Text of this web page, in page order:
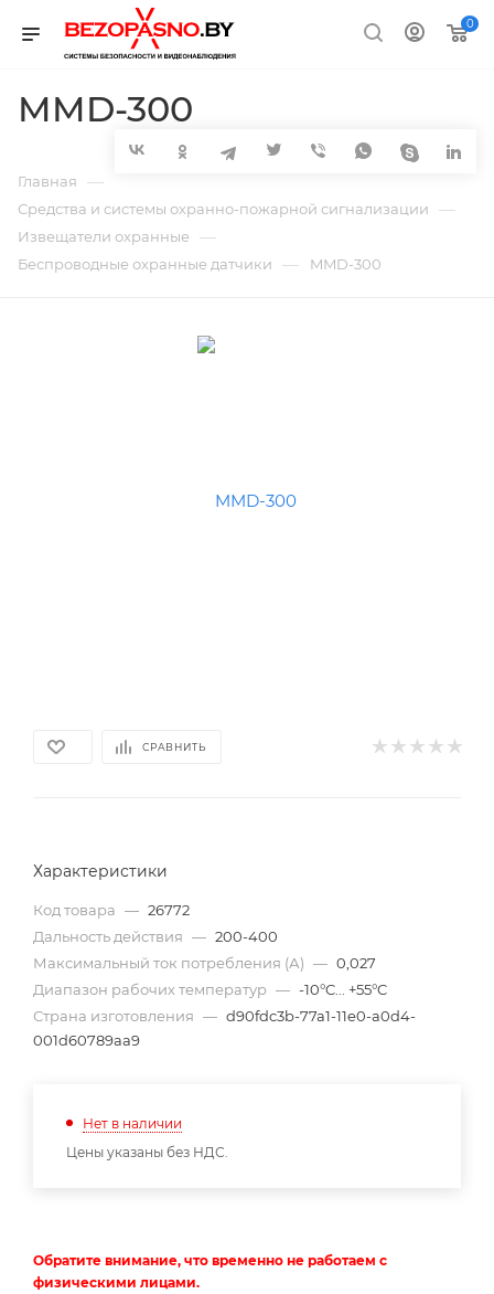
0
MMD-300
Главная —
Средства и системы охранно-пожарной сигнализации —
Извещатели охранные —
Беспроводные охранные датчики — MMD-300
СРАВНИТЬ
Характеристики
Код товара — 26772
Дальность действия — 200-400
Максимальный ток потребления (А) — 0,027
Диапазон рабочих температур — -10°C... +55°C
Страна изготовления — d90fdc3b-77a1-11e0-a0d4-
001d60789aa9
Нет в наличии
Цены указаны без НДС.
Обратите внимание, что временно не работаем с
физическими лицами.